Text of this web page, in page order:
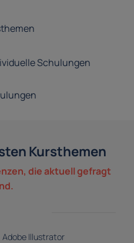
Schulungen
Kursthemen
die aktuell gefragt
Adobe Illustrator